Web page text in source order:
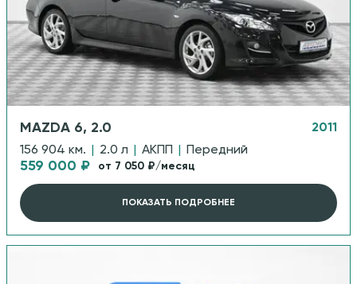
MAZDA 6, 2.0
2011
156 904 км.
2.0 л АКПП Передний
559 000 ₽ от 7 050 ₽/месяц
ПОКАЗАТЬ ПОДРОБНЕЕ